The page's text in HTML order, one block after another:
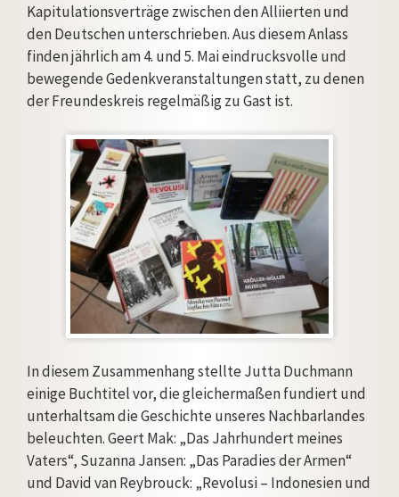
Kapitulationsverträge zwischen den Alliierten und
den Deutschen unterschrieben. Aus diesem Anlass
finden jährlich am 4. und 5. Mai eindrucksvolle und
bewegende Gedenkveranstaltungen statt, zu denen
der Freundeskreis regelmäßig zu Gast ist.
In diesem Zusammenhang stellte Jutta Duchmann
einige Buchtitel vor, die gleichermaßen fundiert und
unterhaltsam die Geschichte unseres Nachbarlandes
beleuchten. Geert Mak: „Das Jahrhundert meines
Vaters“, Suzanna Jansen: „Das Paradies der Armen“
und David van Reybrouck: „Revolusi – Indonesien und